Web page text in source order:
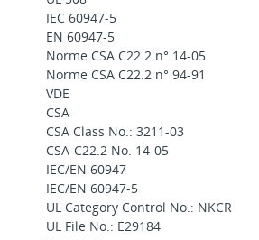
IEC 60947-5
EN 60947-5
Norme CSA C22.2 n° 14-05
Norme CSA C22.2 n° 94-91
VDE
CSA
CSA Class No.: 3211-03
CSA-C22.2 No. 14-05
IEC/EN 60947
IEC/EN 60947-5
UL Category Control No.: NKCR
UL File No.: E29184